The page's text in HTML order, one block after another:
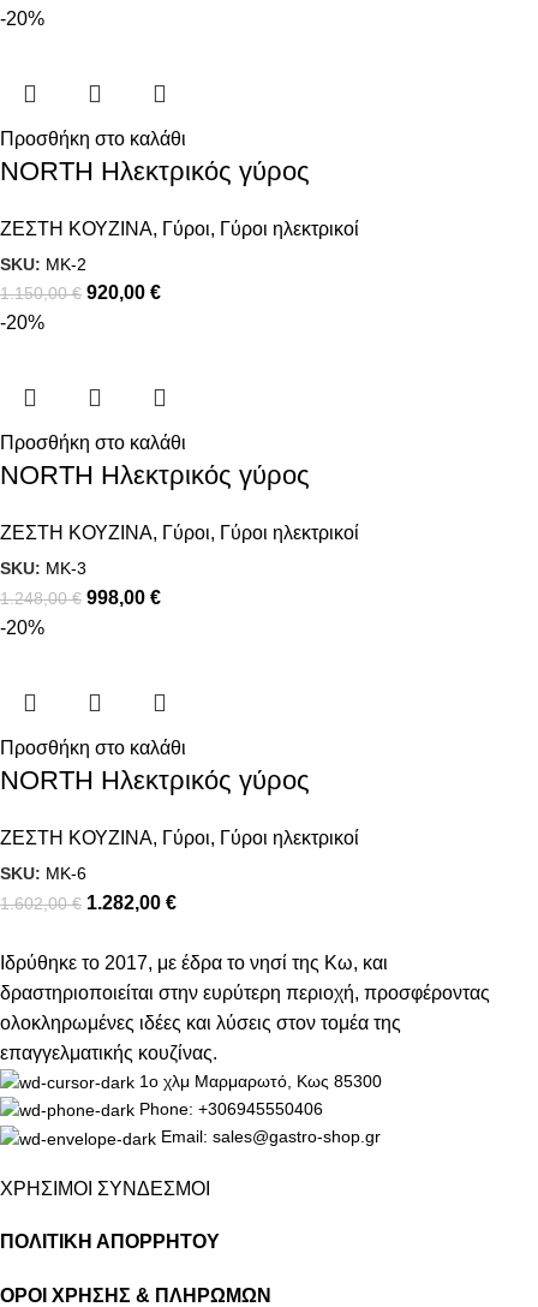
-20%
Προσθήκη στο καλάθι
NORTH Ηλεκτρικός γύρος
ΖΕΣΤΗ ΚΟΥΖΙΝΑ, Γύροι, Γύροι ηλεκτρικοί
SKU: MK-2
1.150,00€ 920,00 €
-20%
Προσθήκη στο καλάθι
NORTH Ηλεκτρικός γύρος
ΖΕΣΤΗ ΚΟΥΖΙΝΑ, Γύροι, Γύροι ηλεκτρικοί
SKU: MK-3
1.248,00€ 998,00 €
-20%
Προσθήκη στο καλάθι
NORTH Ηλεκτρικός γύρος
ΖΕΣΤΗ ΚΟΥΖΙΝΑ, Γύροι, Γύροι ηλεκτρικοί
SKU: MK-6
1.602,00€ 1.282,00 €
Ιδρύθηκε το 2017, με έδρα το νησί της Κω, και
δραστηριοποιείται στην ευρύτερη περιοχή, προσφέροντας
ολοκληρωμένες ιδέες και λύσεις στον τομέα της
επαγγελματικής κουζίνας.
1ο χλμ Μαρμαρωτό, Κως 85300
Phone: +306945550406
Email: sales@gastro-shop.gr
ΧΡΗΣΙΜΟΙ ΣΥΝΔΕΣΜΟΙ
ΠΟΛΙΤΙΚΗ ΑΠΟΡΡΗΤΟΥ
ΟΡΟΙ ΧΡΗΣΗΣ & ΠΛΗΡΩΜΩΝ